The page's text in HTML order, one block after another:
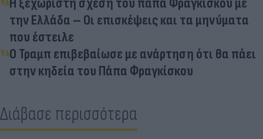
την Ελλάδα – Οι επισκέψεις και τα μηνύματα
που έστειλε
Ο Τραμπ επιβεβαίωσε με ανάρτηση ότι θα πάει
στην κηδεία του Πάπα Φραγκίσκου
Διάβασε περισσότερα